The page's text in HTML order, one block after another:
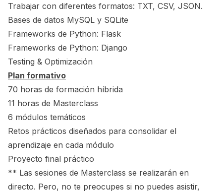
Trabajar con diferentes formatos: TXT, CSV, JSON.
Bases de datos MySQL y SQLite
Frameworks de Python: Flask
Frameworks de Python: Django
Testing & Optimización
Plan formativo
70 horas de formación híbrida
11 horas de Masterclass
6 módulos temáticos
Retos prácticos diseñados para consolidar el
aprendizaje en cada módulo
Proyecto final práctico
** Las sesiones de Masterclass se realizarán en
directo. Pero, no te preocupes si no puedes asistir,